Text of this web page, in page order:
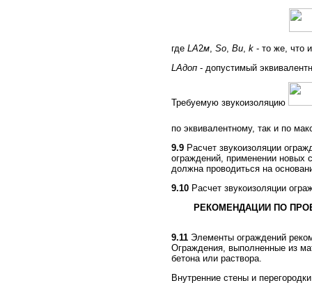
где LA2м, Sо, Ви, k - то же, что
LAдоп - допустимый
Требуемую звукоизоляцию
по эквивалентному, так и по
9.9 Расчет звукоизоляции
ограждений, применении новых
должна проводиться на
9.10 Расчет звукоизоляции
РЕКОМЕНДАЦИИ ПО
9.11 Элементы ограждений
Ограждения, выполненные из
бетона или раствора.
Внутренние стены и